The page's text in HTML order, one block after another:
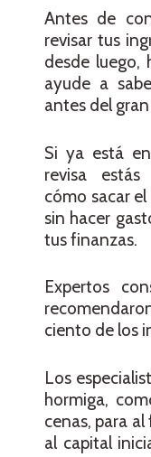
Antes de
revisar tus
desde luego,
ayude a
antes del
Si ya está
revisa estás
cómo sacar
sin hacer
tus finanzas.
Expertos
ciento de los
Los
hormiga,
cenas, para
al capital